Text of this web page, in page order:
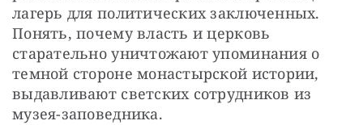
лагерь для политических заключенных.
Понять, почему власть и церковь
старательно уничтожают упоминания о
темной стороне монастырской истории,
выдавливают светских сотрудников из
музея-заповедника.